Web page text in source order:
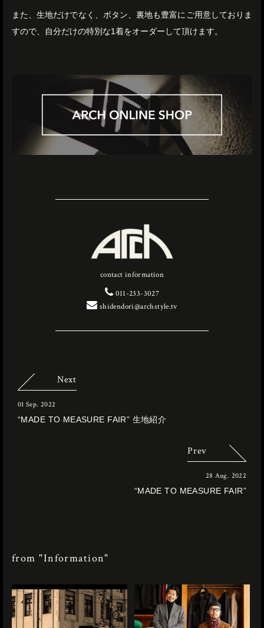
また、生地だけでなく、ボタン、裏地も豊富にご用意しておりま
すので、自分だけの特別な1着をオーダーして頂けます。
contact information
011-233-3027
shidendori@archstyle.tv
Next
01 Sep. 2022
“MADE TO MEASURE FAIR” 生地紹介
Prev
28 Aug. 2022
“MADE TO MEASURE FAIR”
from "Information"